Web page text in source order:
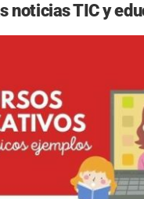
noticias TIC y